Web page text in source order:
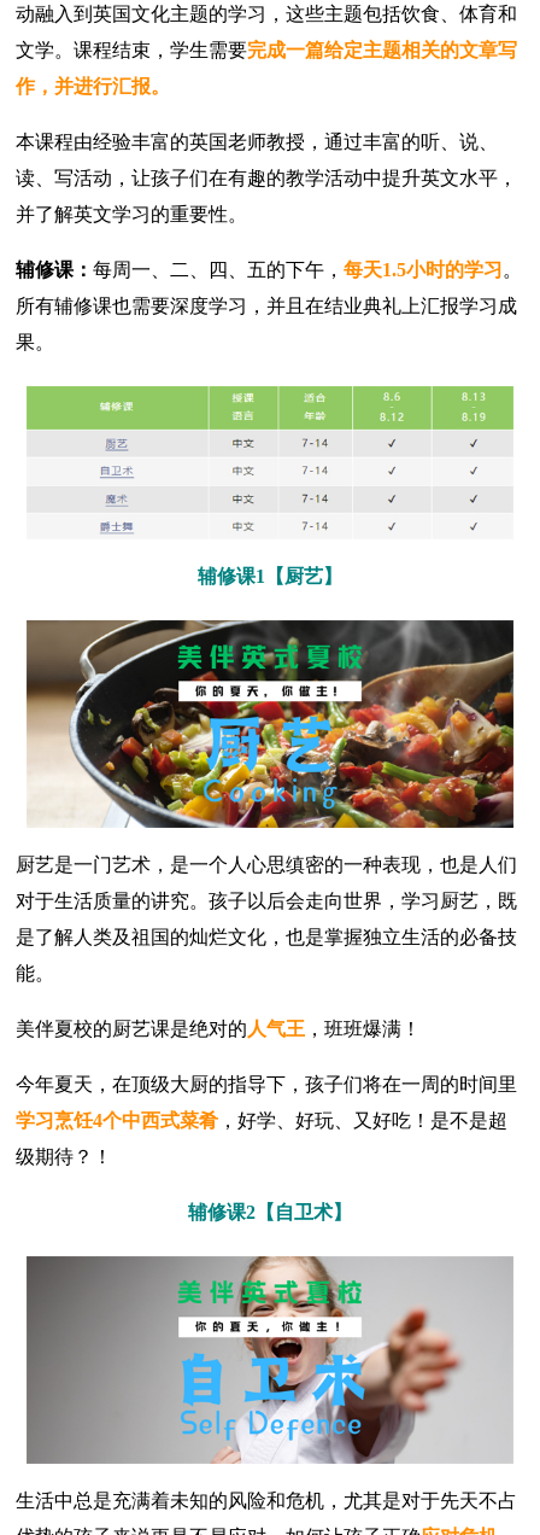
动融入到英国文化主题的学习，这些主题包括饮食、体育和
文学。课程结束，学生需要完成一篇给定主题相关的文章写
作，并进行汇报。
本课程由经验丰富的英国老师教授，通过丰富的听、说、
读、写活动，让孩子们在有趣的教学活动中提升英文水平，
并了解英文学习的重要性。
辅修课：每周一、二、四、五的下午，每天1.5小时的学习 。
所有辅修课也需要深度学习，并且在结业典礼上汇报学习成
果。
辅修课1【厨艺】
厨艺是一门艺术，是一个人心思缜密的一种表现，也是人们
对于生活质量的讲究。孩子以后会走向世界，学习厨艺，既
是了解人类及祖国的灿烂文化，也是掌握独立生活的必备技
能。
美伴夏校的厨艺课是绝对的 人气王 ，班班爆满！
今年夏天，在顶级大厨的指导下，孩子们将在一周的时间里
学习烹饪4个中西式菜肴 ，好学、好玩、又好吃！是不是超
级期待？！
辅修课2【自卫术】
生活中总是充满着未知的风险和危机，尤其是对于先天不占